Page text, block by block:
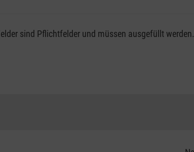
Ihrer Berufsgenossenschaft / Unfallkasse
eine Abrechnung der vollen Kursgebühr als
sind Pflichtfelder und müssen ausgefüllt werden.